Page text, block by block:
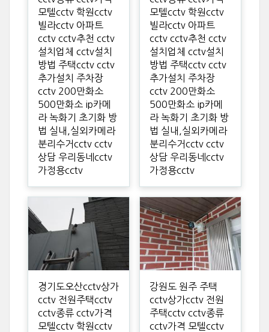
모텔cctv 학원cctv
빌라cctv 아파트
cctv cctv추천 cctv
설치업체 cctv설치
방법 주택cctv cctv
추가설치 주차장
cctv 200만화소
500만화소 ip카메
라 녹화기 초기화 방
법 실내,실외카메라
분리수거cctv cctv
상담 우리동네cctv
가정용cctv
모텔cctv 학원cctv
빌라cctv 아파트
cctv cctv추천 cctv
설치업체 cctv설치
방법 주택cctv cctv
추가설치 주차장
cctv 200만화소
500만화소 ip카메
라 녹화기 초기화 방
법 실내,실외카메라
분리수거cctv cctv
상담 우리동네cctv
가정용cctv
경기도오산cctv상가
cctv 전원주택cctv
cctv종류 cctv가격
모텔cctv 학원cctv
강원도 원주 주택
cctv상가cctv 전원
주택cctv cctv종류
cctv가격 모텔cctv